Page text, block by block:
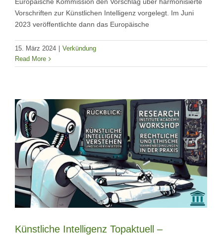
Vorschriften zur Künstlichen Intelligenz vorgelegt. Im Juni
2023 veröffentlichte dann das Europäische
15. März 2024
Verkündung
Read More
Künstliche Intelligenz Topaktuell –